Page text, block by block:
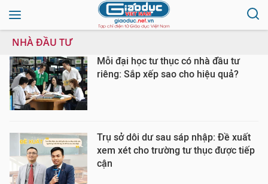
NHÀ ĐẦU TƯ
Mỗi đại học tư thục có nhà đầu tư
riêng: Sắp xếp sao cho hiệu quả?
Trụ sở dôi dư sau sáp nhập: Đề xuất
xem xét cho trường tư thục được tiếp
cận